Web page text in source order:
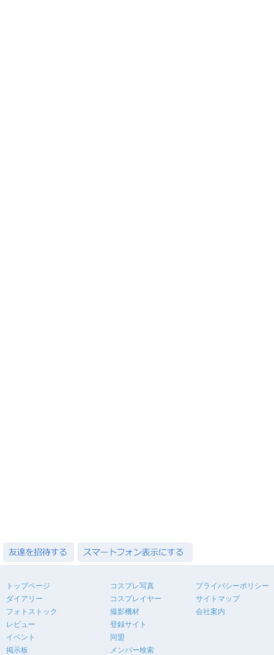
トップページ
ダイアリー
フォトストック
レビュー
イベント
掲示板
コスプレ写真
コスプレイヤー
撮影機材
登録サイト
同盟
メンバー検索
プライバシーポリシー
サイトマップ
会社案内